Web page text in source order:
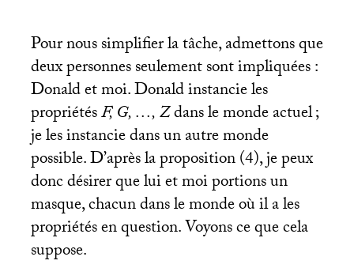
Pour nous simplifier la tâche, admettons que
deux personnes seulement sont impliquées :
Donald et moi. Donald instancie les
propriétésF, G, …, Zdans le monde actuel;
je les instancie dans un autre monde
possible. D’après la proposition (4), je peux
donc désirer que lui et moi portions un
masque, chacun dans le monde où il a les
propriétés en question. Voyons ce que cela
suppose.